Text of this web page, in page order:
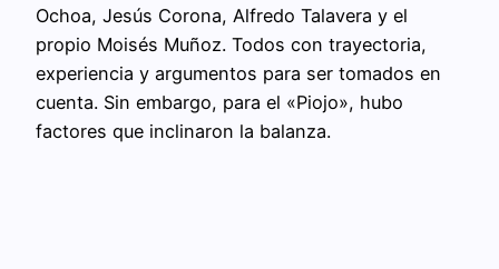
Ochoa, Jesús Corona, Alfredo Talavera y el
propio Moisés Muñoz. Todos con trayectoria,
experiencia y argumentos para ser tomados en
cuenta. Sin embargo, para el «Piojo», hubo
factores que inclinaron la balanza.